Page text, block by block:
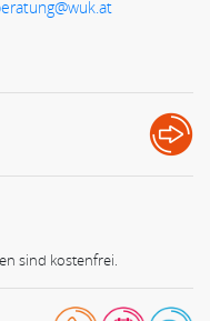
sind kostenfrei.